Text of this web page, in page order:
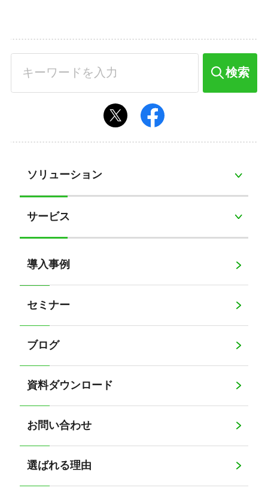
検索
ソリューション
サービス
導入事例
セミナー
ブログ
資料ダウンロード
お問い合わせ
選ばれる理由